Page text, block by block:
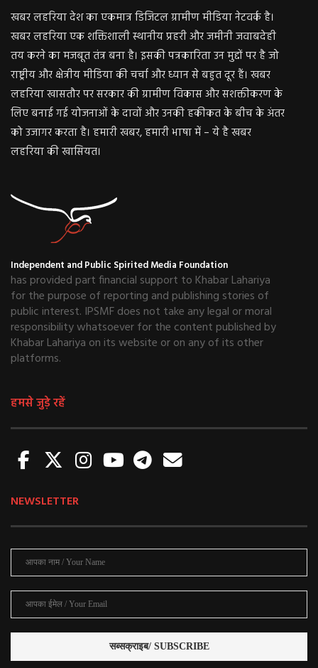
खबर लहरिया देश का एकमात्र डिजिटल ग्रामीण मीडिया नेटवर्क है।
खबर लहरिया एक शक्तिशाली स्थानीय प्रहरी और जमीनी जवाबदेही
तय करने का मजबूत तंत्र बना है। इसकी पत्रकारिता उन मुद्दों पर है जो
राष्ट्रीय और क्षेत्रीय मीडिया की चर्चा और ध्यान से बहुत दूर हैं। खबर
लहरिया खासतौर पर सरकार की ग्रामीण विकास और सशक्तीकरण के
लिए बनाई गई योजनाओं के दावों और उनकी हकीकत के बीच के अंतर
को उजागर करता है। हमारी खबर, हमारी भाषा में – ये है खबर
लहरिया की खासियत।
Independent and Public Spirited Media Foundation
has provided part financial support to Khabar Lahariya
for the purpose of reporting and publishing stories of
public interest. IPSMF does not take any legal or moral
responsibility whatsoever for the content published by
Khabar Lahariya on its website or on any of its other
platforms.
हमसे जुड़े रहें
NEWSLETTER